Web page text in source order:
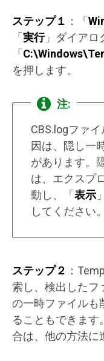
ステップ１ ：「
「 実行」ダイアロ
「
を押します。
注:
CBS.logファ
因は、隠し一
があります。
は、エクスプ
動し、「 表示
してください。
ステップ２ ：
索し、検出したフ
の一時ファイルも
ることもできま
合は、他の方法に